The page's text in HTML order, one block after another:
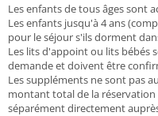
Les enfants de tous âges sont
Les enfants jusqu'à 4 ans
pour le séjour s'ils dorment
Les lits d'appoint ou lits bébés
demande et doivent être
Les suppléments ne sont pas
montant total de la
séparément directement